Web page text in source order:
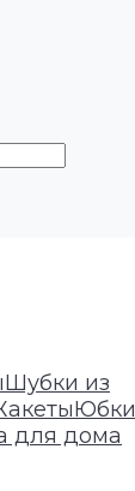
Шубки из
Юбки
для дома